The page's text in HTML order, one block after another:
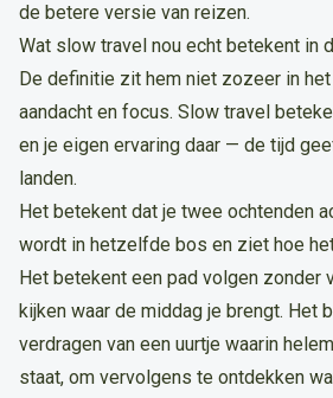
de betere versie van reizen.
Wat slow travel nou echt betekent in
De definitie zit hem niet zozeer in het
aandacht en focus. Slow travel
en je eigen ervaring daar — de tijd
landen.
Het betekent dat je twee ochtenden
wordt in hetzelfde bos en ziet hoe
Het betekent een pad volgen zonder
kijken waar de middag je brengt. Het
verdragen van een uurtje waarin
staat, om vervolgens te ontdekken